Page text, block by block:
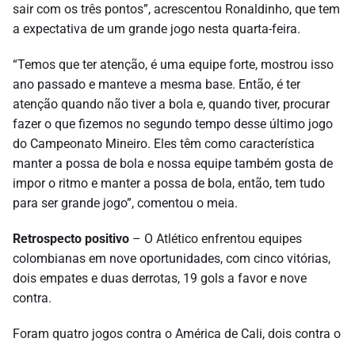
sair com os três pontos”, acrescentou Ronaldinho, que tem
a expectativa de um grande jogo nesta quarta-feira.
“Temos que ter atenção, é uma equipe forte, mostrou isso
ano passado e manteve a mesma base. Então, é ter
atenção quando não tiver a bola e, quando tiver, procurar
fazer o que fizemos no segundo tempo desse último jogo
do Campeonato Mineiro. Eles têm como característica
manter a possa de bola e nossa equipe também gosta de
impor o ritmo e manter a possa de bola, então, tem tudo
para ser grande jogo”, comentou o meia.
Retrospecto positivo – O Atlético enfrentou equipes
colombianas em nove oportunidades, com cinco vitórias,
dois empates e duas derrotas, 19 gols a favor e nove
contra.
Foram quatro jogos contra o América de Cali, dois contra o